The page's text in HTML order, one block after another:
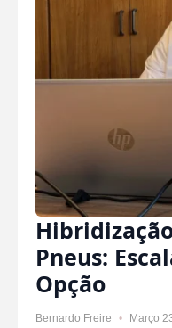
Pneus:
Opção
Bernardo Freire Março